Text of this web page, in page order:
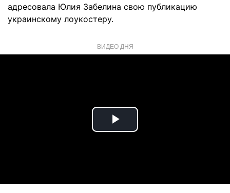
адресовала Юлия Забелина свою публикацию
украинскому лоукостеру.
ВИДЕО ДНЯ
Play